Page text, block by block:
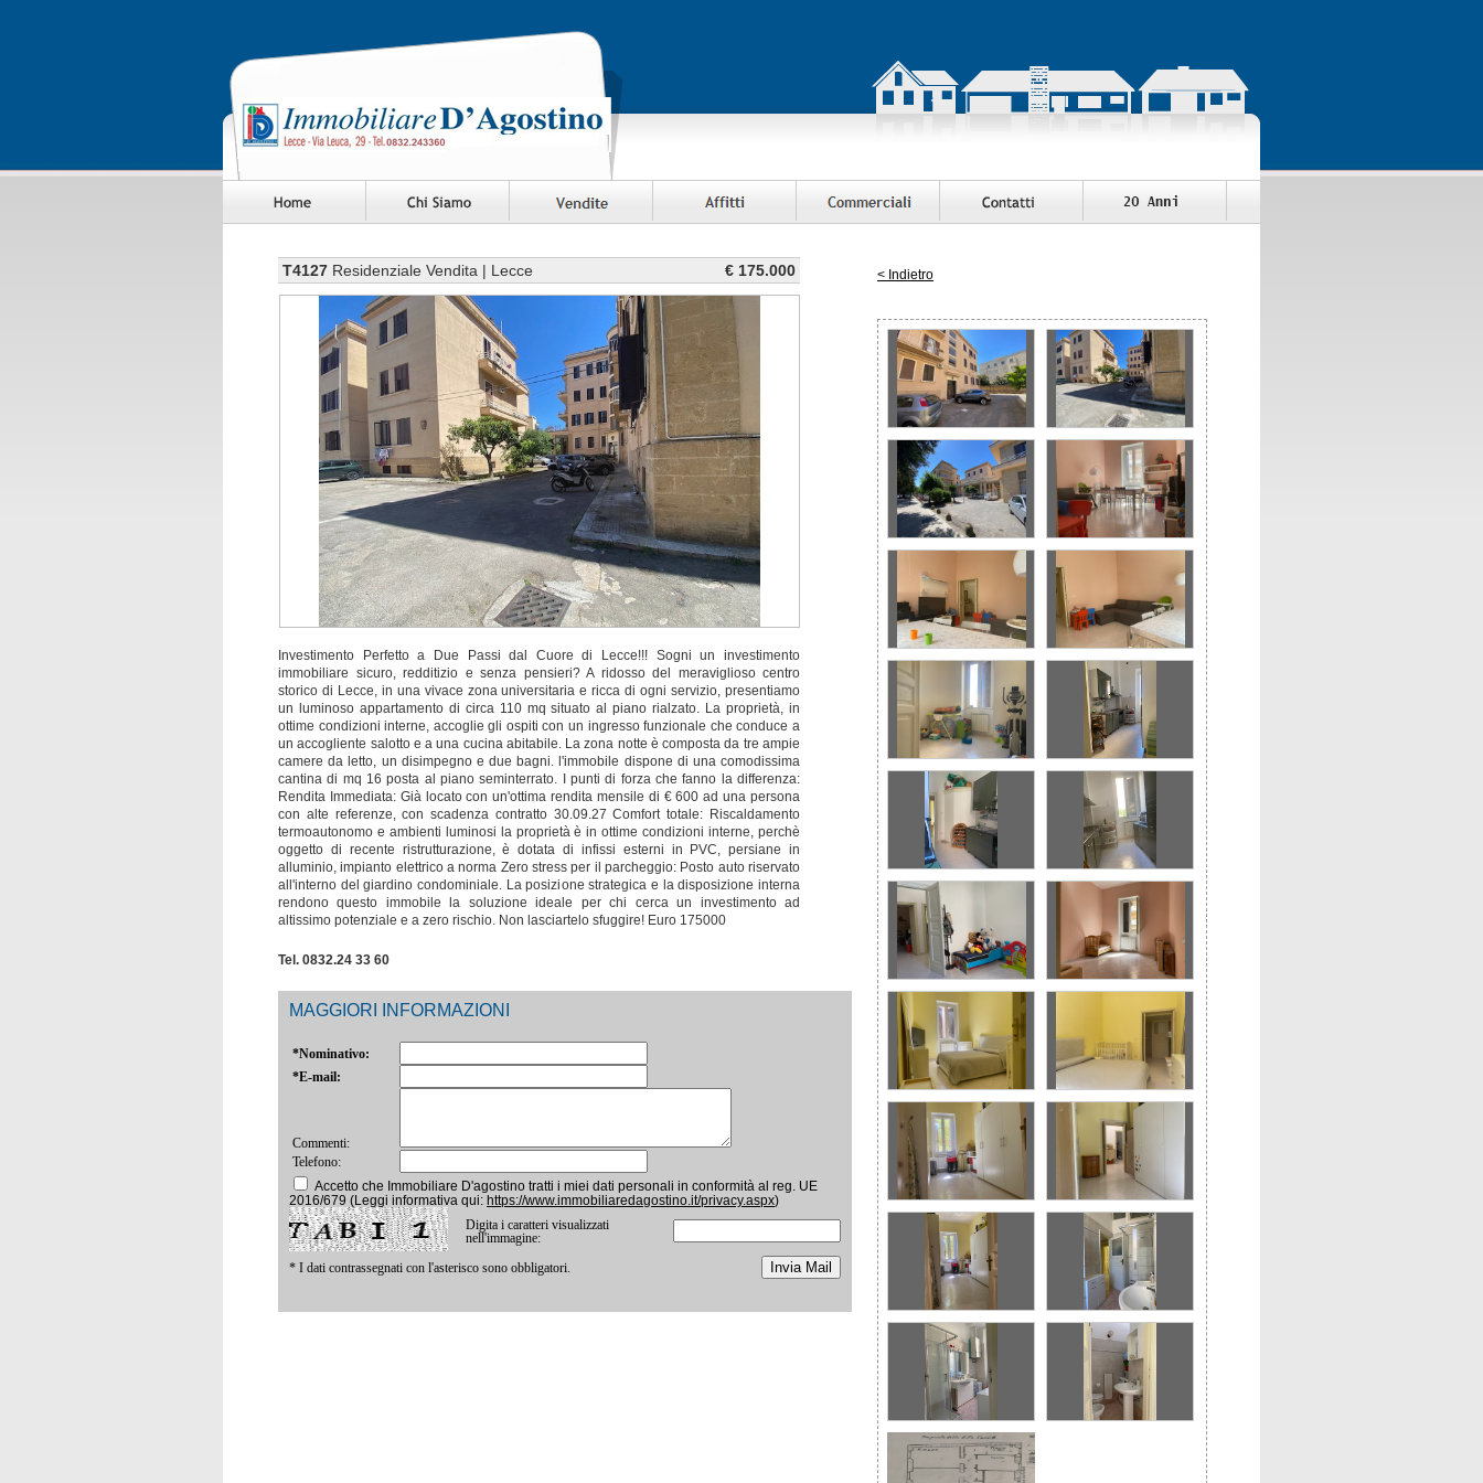
T4127 Residenziale Vendita | Lecce € 175.000
Investimento Perfetto a Due Passi dal Cuore di Lecce!!! Sogni un investimento
immobiliare sicuro, redditizio e senza pensieri? A ridosso del meraviglioso centro
storico di Lecce, in una vivace zona universitaria e ricca di ogni servizio, presentiamo
un luminoso appartamento di circa 110 mq situato al piano rialzato. La proprietà, in
ottime condizioni interne, accoglie gli ospiti con un ingresso funzionale che conduce a
un accogliente salotto e a una cucina abitabile. La zona notte è composta da tre ampie
camere da letto, un disimpegno e due bagni. l'immobile dispone di una comodissima
cantina di mq 16 posta al piano seminterrato. I punti di forza che fanno la differenza:
Rendita Immediata: Già locato con un'ottima rendita mensile di € 600 ad una persona
con alte referenze, con scadenza contratto 30.09.27 Comfort totale: Riscaldamento
termoautonomo e ambienti luminosi la proprietà è in ottime condizioni interne, perchè
oggetto di recente ristrutturazione, è dotata di infissi esterni in PVC, persiane in
alluminio, impianto elettrico a norma Zero stress per il parcheggio: Posto auto riservato
all'interno del giardino condominiale. La posizione strategica e la disposizione interna
rendono questo immobile la soluzione ideale per chi cerca un investimento ad
altissimo potenziale e a zero rischio. Non lasciartelo sfuggire! Euro 175000
Tel. 0832.24 33 60
MAGGIORI INFORMAZIONI
*Nominativo:
*E-mail:
Commenti:
Telefono:
Accetto che Immobiliare D'agostino tratti i miei dati personali in conformità al reg. UE
2016/679 (Leggi informativa qui: https://www.immobiliaredagostino.it/privacy.aspx)
Digita i caratteri visualizzati
nell'immagine:
* I dati contrassegnati con l'asterisco sono obbligatori.
< Indietro